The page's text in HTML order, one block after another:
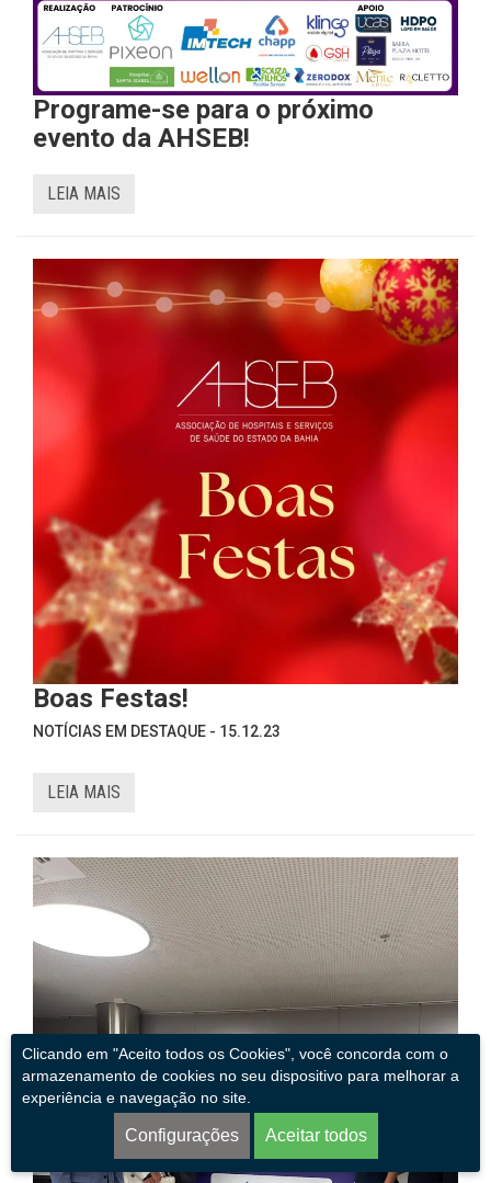
Programe-se para o próximo
evento da AHSEB!
LEIA MAIS
Boas Festas!
NOTÍCIAS EM DESTAQUE - 15.12.23
LEIA MAIS
Clicando em "Aceito todos os Cookies", você concorda com o
armazenamento de cookies no seu dispositivo para melhorar a
experiência e navegação no site.
Configurações Aceitar todos